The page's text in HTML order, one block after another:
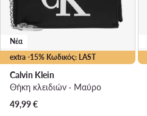
extra -15% Κωδικός: LAST
Νέα
Calvin Klein
Θήκη κλειδιών · Μαύρο
49,99€